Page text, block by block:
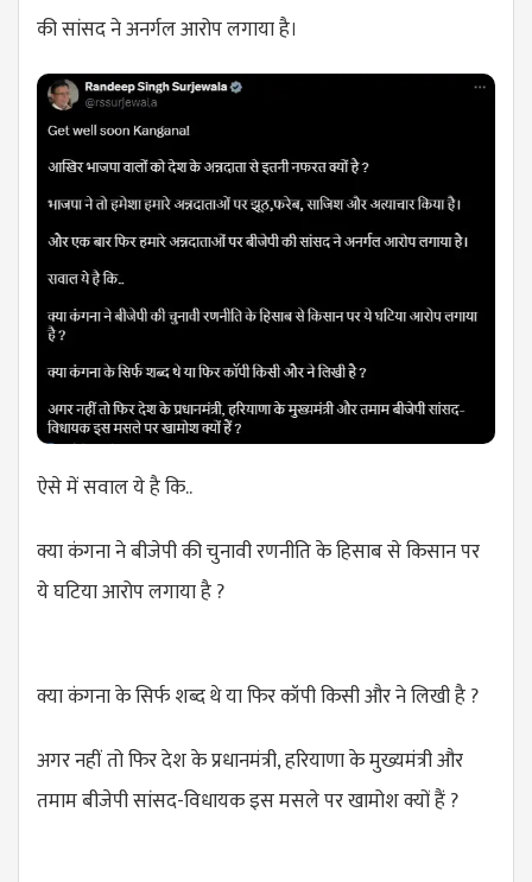
की सांसद ने अनर्गल आरोप लगाया है।
ऐसे में सवाल ये है कि..
क्या कंगना ने बीजेपी की चुनावी रणनीति के हिसाब से किसान पर
ये घटिया आरोप लगाया है ?
क्या कंगना के सिर्फ शब्द थे या फिर कॉपी किसी और ने लिखी है ?
अगर नहीं तो फिर देश के प्रधानमंत्री, हरियाणा के मुख्यमंत्री और
तमाम बीजेपी सांसद-विधायक इस मसले पर खामोश क्यों हैं ?